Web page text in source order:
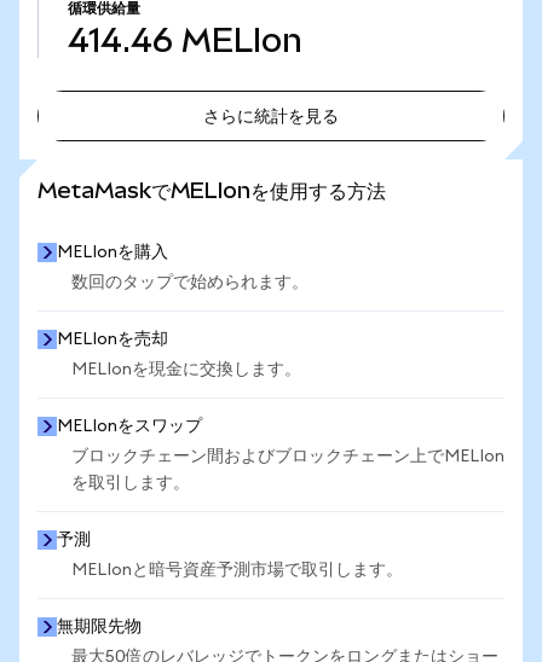
循環供給量
414.46 MELIon
さらに統計を見る
MetaMaskでMELIonを使用する方法
MELIonを購入
数回のタップで始められます。
MELIonを売却
MELIonを現金に交換します。
MELIonをスワップ
ブロックチェーン間およびブロックチェーン上でMELIon
を取引します。
予測
MELIonと暗号資産予測市場で取引します。
無期限先物
最大50倍のレバレッジでトークンをロングまたはショー